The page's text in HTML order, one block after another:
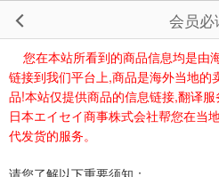
会员必
您在本站所看到的商品信息均是由
链接到我们平台上,商品是海外当地的
品!本站仅提供商品的信息链接,翻译服
日本エイセイ商事株式会社帮您在当
代发货的服务。